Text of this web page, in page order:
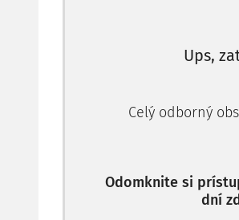
Ups,
Celý odborný
Odomknite si
dní